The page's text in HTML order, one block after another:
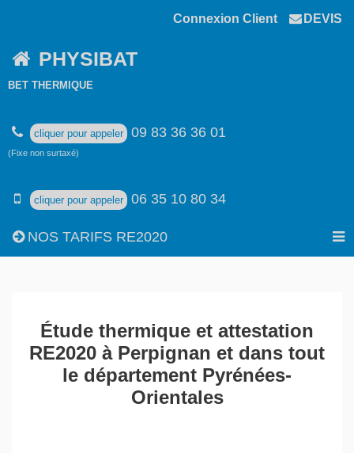
Connexion Client DEVIS
PHYSIBAT
BET THERMIQUE
cliquer pour appeler 09 83 36 36 01
(Fixe non surtaxé)
cliquer pour appeler 06 35 10 80 34
NOS TARIFS RE2020
Étude thermique et attestation
RE2020 à Perpignan et dans tout
le département Pyrénées-
Orientales